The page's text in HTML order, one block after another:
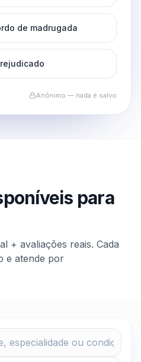
de madrugada
Anônimo — nada é salvo
para
+ avaliações reais. Cada
e atende por